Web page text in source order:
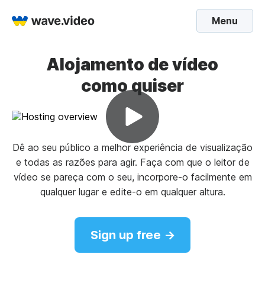
Menu
Alojamento de vídeo
como quiser
Dê ao seu público a melhor experiência de visualização
e todas as razões para agir. Faça com que o leitor de
vídeo se pareça com o seu, incorpore-o facilmente em
qualquer lugar e edite-o em qualquer altura.
Sign up free →